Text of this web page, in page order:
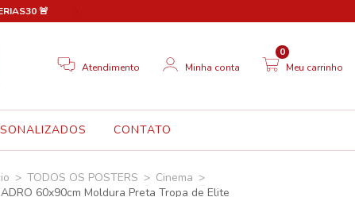
🚨
Atendimento Minha conta Meu carrinho
0
CONTATO
> TODOS OS POSTERS > Cinema >
60x90cm Moldura Preta Tropa de Elite